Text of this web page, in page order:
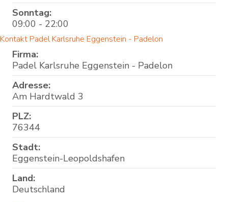
Sonntag:
09:00 - 22:00
Kontakt Padel Karlsruhe Eggenstein - Padelon
Firma:
Padel Karlsruhe Eggenstein - Padelon
Adresse:
Am Hardtwald 3
PLZ:
76344
Stadt:
Eggenstein-Leopoldshafen
Land:
Deutschland